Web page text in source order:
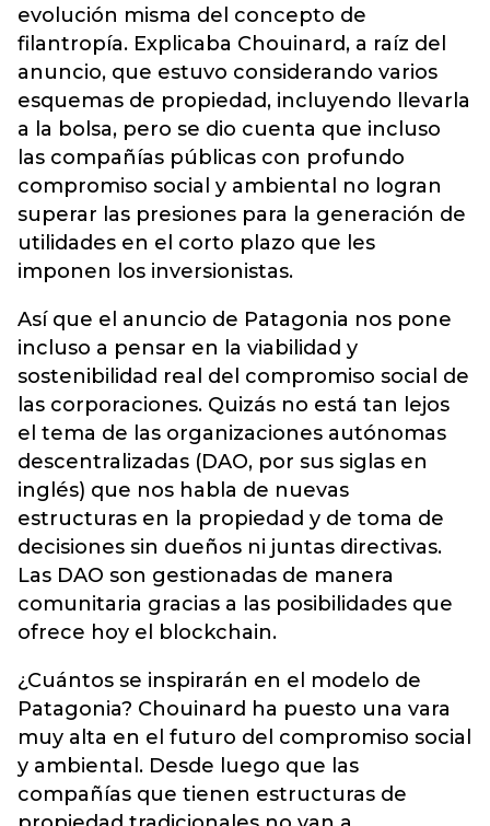
evolución misma del concepto de
filantropía. Explicaba Chouinard, a raíz del
anuncio, que estuvo considerando varios
esquemas de propiedad, incluyendo llevarla
a la bolsa, pero se dio cuenta que incluso
las compañías públicas con profundo
compromiso social y ambiental no logran
superar las presiones para la generación de
utilidades en el corto plazo que les
imponen los inversionistas.
Así que el anuncio de Patagonia nos pone
incluso a pensar en la viabilidad y
sostenibilidad real del compromiso social de
las corporaciones. Quizás no está tan lejos
el tema de las organizaciones autónomas
descentralizadas (DAO, por sus siglas en
inglés) que nos habla de nuevas
estructuras en la propiedad y de toma de
decisiones sin dueños ni juntas directivas.
Las DAO son gestionadas de manera
comunitaria gracias a las posibilidades que
ofrece hoy el blockchain.
¿Cuántos se inspirarán en el modelo de
Patagonia? Chouinard ha puesto una vara
muy alta en el futuro del compromiso social
y ambiental. Desde luego que las
compañías que tienen estructuras de